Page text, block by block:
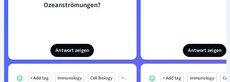
Ozeanströmungen?
Antwort zeigen Antwort zeigen
+ Add tag Immunology Cell Biology Mo + Add tag Immunology